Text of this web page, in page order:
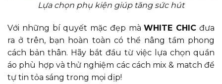
Lựa chọn phụ kiện giúp tăng sức hút
Với những bí quyết mặc đẹp màWHITE CHIC đưa
ra ở trên, bạn hoàn toàn có thể nâng tầm phong
cách bản thân. Hãy bắt đầu từ việc lựa chọn quần
áo phù hợp và thử nghiệm các cách mix & match để
tự tin tỏa sáng trong mọi dịp!